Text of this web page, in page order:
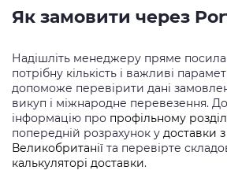
Як замовити через
Надішліть менеджеру пряме
потрібну кількість і важливі
допоможе перевірити дані
викуп і міжнародне перевезення.
інформацію про профільному
попередній розрахунок у доставки
Великобританії та перевірте
калькуляторі доставки.